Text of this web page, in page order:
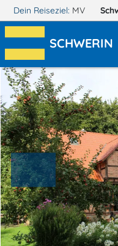
Dein Reiseziel: MV
SCHWERIN